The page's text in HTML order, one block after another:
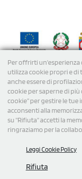
Per offrirti un'esperienza
utilizza cookie propri e di
anche essere di
cookie per saperne di più
cookie” per gestire le tue
acconsenti alla
su "Rifiuta" accetti la
ringraziamo per la
Leggi Cookie Policy
Rifiuta
Modalità diPagamento
Spedizioni
© 2026 StampaSi